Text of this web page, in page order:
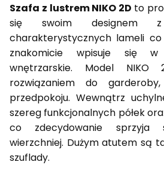
Szafa z lustrem NIKO 2D to
się swoim designem z
charakterystycznych lameli co
znakomicie wpisuje się
wnętrzarskie. Model
rozwiązaniem do
przedpokoju. Wewnątrz
szereg funkcjonalnych półek
co zdecydowanie sprzyja
wierzchniej. Dużym atutem są
szuflady.